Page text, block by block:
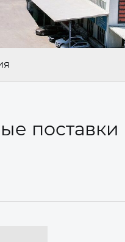
поставки